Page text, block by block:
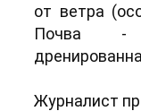
от ветра
Почва -
Журналист